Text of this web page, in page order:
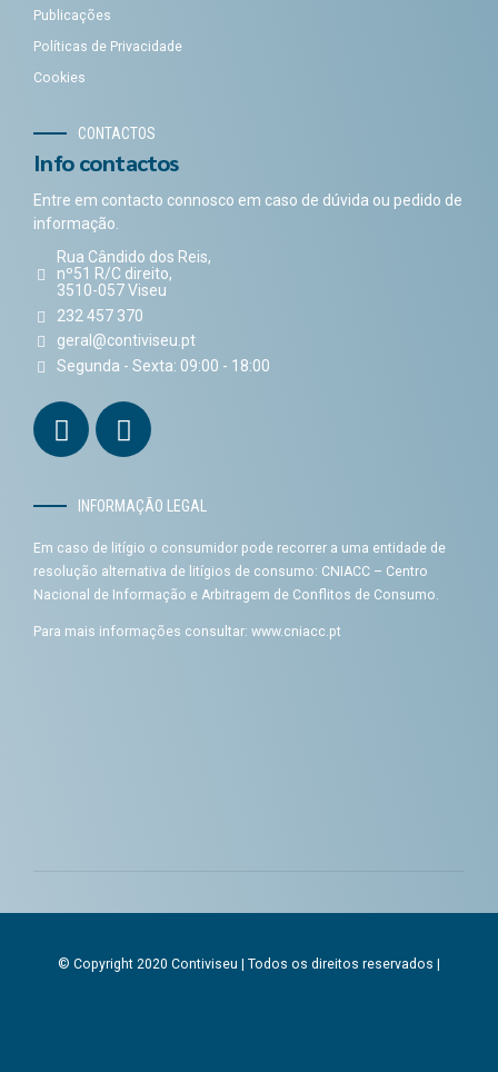
Publicações
Políticas de Privacidade
Cookies
CONTACTOS
Info contactos
Entre em contacto connosco em caso de dúvida ou pedido de
informação.
Rua Cândido dos Reis,
nº51 R/C direito,
3510-057 Viseu
232 457 370
geral@contiviseu.pt
Segunda - Sexta: 09:00 - 18:00
INFORMAÇÃO LEGAL
Em caso de litígio o consumidor pode recorrer a uma entidade de
resolução alternativa de litígios de consumo: CNIACC – Centro
Nacional de Informação e Arbitragem de Conflitos de Consumo.
Para mais informações consultar: www.cniacc.pt
© Copyright 2020 Contiviseu | Todos os direitos reservados |